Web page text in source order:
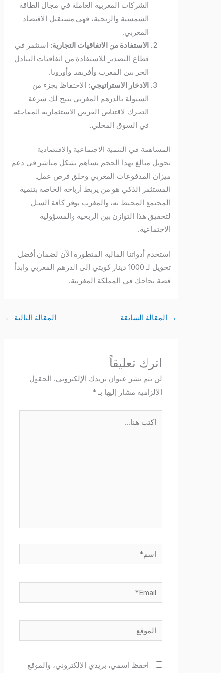
الشركات المغربية العاملة في مجال الطاقة
الشمسية والريحية، فهي مستقبل الاقتصاد
المغربي.
الاستفادة من الاتفاقيات التجارية:استثمر في
قطاع التصدير للاستفادة من اتفاقيات التبادل
الحر بين المغرب وأفريقيا وأوروبا.
الادخار الاستراتيجي:الاحتفاظ بجزء من
السيولة بالدرهم المغربي يتيح لك سرعة
التحرك لاقتناص الفرص الاستثمارية المفاجئة
في السوق المحلي.
المساهمة في التنمية الاجتماعية والاقتصادية
تحويل مبالغ بهذا الحجم يساهم بشكل مباشر في دعم
ميزان المدفوعات المغربي وخلق فرص عمل.
المستثمر الذكي هو من يربط أرباحه الخاصة بتنمية
المجتمع المحيط به، والمغرب يوفر كافة السبل
لتحقيق هذا التوازن بين الربحية والمسؤولية
الاجتماعية.
استخدم أدواتنا المالية المتطورة الآن لضمان أفضل
تحويل لـ 1000 دينار كويتي إلى الدرهم المغربي وابدأ
قصة نجاحك في المملكة المغربية.
المقالة السابقة المقالة التالية←
اترك تعليقاً
لن يتم نشر عنوان بريدك الإلكتروني. الحقول
الإلزامية مشار إليها بـ*
احفظ اسمي، بريدي الإلكتروني، والموقع